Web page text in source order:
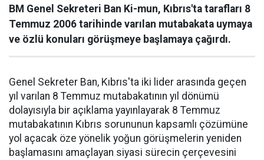
BM Genel Sekreteri Ban Ki-mun, Kıbrıs'ta tarafları 8
Temmuz 2006 tarihinde varılan mutabakata uymaya
ve özlü konuları görüşmeye başlamaya çağırdı.
Genel Sekreter Ban, Kıbrıs'ta iki lider arasında geçen
yıl varılan 8 Temmuz mutabakatının yıl dönümü
dolayısıyla bir açıklama yayınlayarak 8 Temmuz
mutabakatının Kıbrıs sorununun kapsamlı çözümüne
yol açacak öze yönelik yoğun görüşmelerin yeniden
başlamasını amaçlayan siyasi sürecin çerçevesini